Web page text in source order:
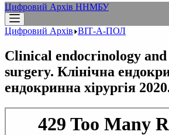
Цифровий Архів ННМБУ
Цифровий Архів ВІТ-А-ПОЛ
Clinical endocrinology
surgery. Клінічна
ендокринна хірургія